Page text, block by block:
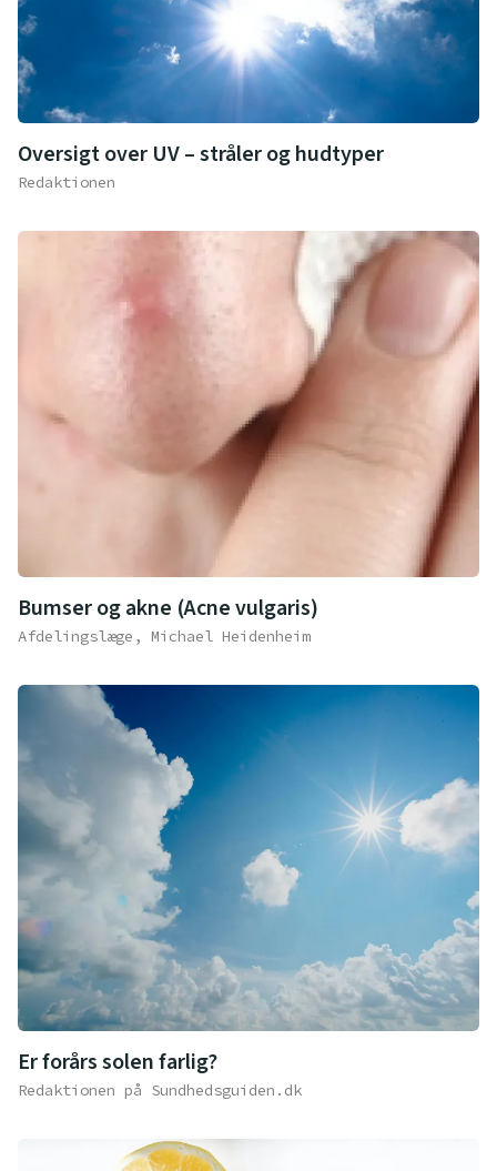
Oversigt over UV – stråler og hudtyper
Redaktionen
Bumser og akne (Acne vulgaris)
Afdelingslæge, Michael Heidenheim
Er forårs solen farlig?
Redaktionen på Sundhedsguiden.dk